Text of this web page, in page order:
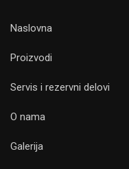
Naslovna
Proizvodi
Servis i rezervni delovi
O nama
Galerija